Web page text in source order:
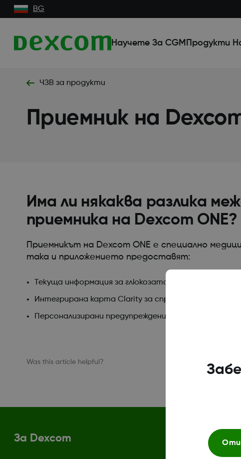
BG
Научете За CGM Продукти
ЧЗВ за продукти
Приемник на
Има ли някаква разлика
приемника на Dexcom ONE?
Приемникът на Dexcom ONE е специално
така и приложението предоставят:
Текуща информация за глюкозата
Интегрирана карта Clarity за справки за глюкозата
Персонализирани предупреждения за глюкозата
Was this article helpful?
За Dexcom